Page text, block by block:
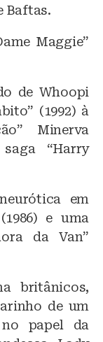
Baftas.
Maggie”
de Whoopi
(1992) à
Minerva
“Harry
em
e uma
da Van”
britânicos,
de um
papel da